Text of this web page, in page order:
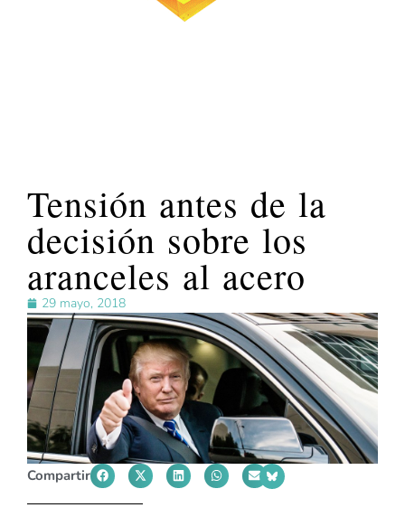
Tensión antes de la
decisión sobre los
aranceles al acero
29 mayo, 2018
Compartir